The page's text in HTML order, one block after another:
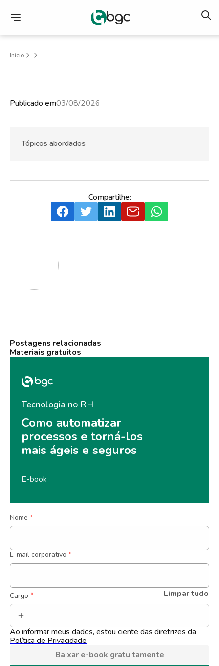
Início
Publicado em03/08/2026
Tópicos abordados
Compartilhe:
Postagens relacionadas
Materiais gratuitos
Tecnologia no RH
Como automatizar
processos e torná-los
mais ágeis e seguros
E-book
Nome *
E-mail corporativo *
Cargo * Limpar tudo
Ao informar meus dados, estou ciente das diretrizes da
Política de Privacidade
Baixar e-book gratuitamente